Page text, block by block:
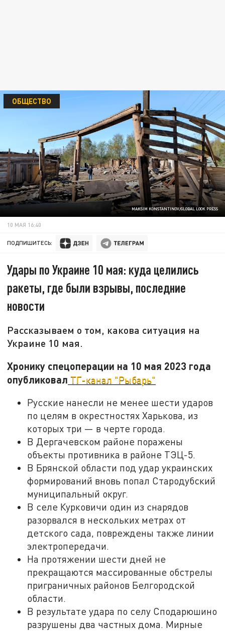
MAKSIM KONSTANTINOV/GLOBAL LOOK PRESS
ОБЩЕСТВО
10 МАЯ 16:40
ПОДПИШИТЕСЬ:
Удары по Украине 10 мая: куда целились
ракеты, где были взрывы, последние
новости
Рассказываем о том, какова ситуация на
Украине 10 мая.
Хронику спецоперации на 10 мая 2023 года
опубликовал ТГ-канал "Рыбарь"
Русские нанесли не менее шести ударов
по целям в окрестностях Харькова, из
которых три — в черте города.
В Дергачевском районе поражены
объекты противника в районе ТЭЦ-5.
В Брянской области под удар украинских
формирований вновь попал Стародубский
муниципальный округ.
В селе Курковичи один из снарядов
разорвался в нескольких метрах от
детского сада, повреждены также линии
электропередачи.
На протяжении шести дней не
прекращаются массированные обстрелы
приграничных районов Белгородской
области.
В результате удара по селу Сподарюшино
разрушены два частных дома. Мирные